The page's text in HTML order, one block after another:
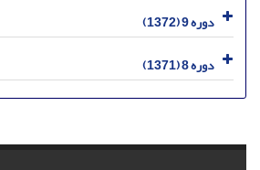
دوره 9 (1372)
دوره 8 (1371)